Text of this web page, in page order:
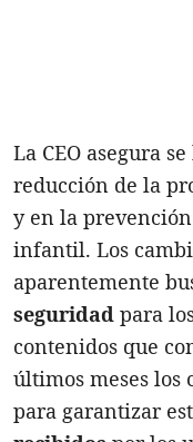
La CEO asegura
reducción de la
y en la
infantil. Los
aparentemente
seguridad para
contenidos que
últimos meses los
para garantizar